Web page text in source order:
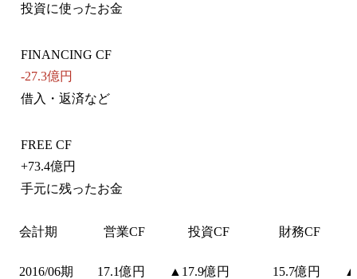
投資に使ったお金
FINANCING CF
-27.3億円
借入・返済など
FREE CF
+73.4億円
手元に残ったお金
会計期 営業CF 投資CF 財務CF
2016/06期 17.1億円 ▲17.9億円 15.7億円